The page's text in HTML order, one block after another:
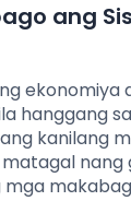
ang
hanggang
kanilang